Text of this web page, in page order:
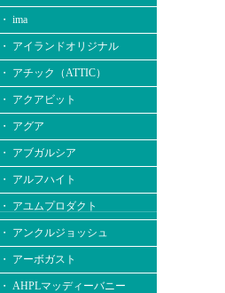
・ ima
・ アイランドオリジナル
・ アチック（ATTIC）
・ アクアビット
・ アグア
・ アブガルシア
・ アルフハイト
・ アユムプロダクト
・ アンクルジョッシュ
・ アーボガスト
・ AHPLマッディーバニー